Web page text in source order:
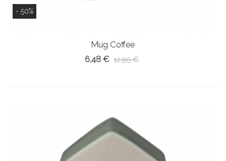
- 50%
Mug Coffee
6,48 € 12,95 €